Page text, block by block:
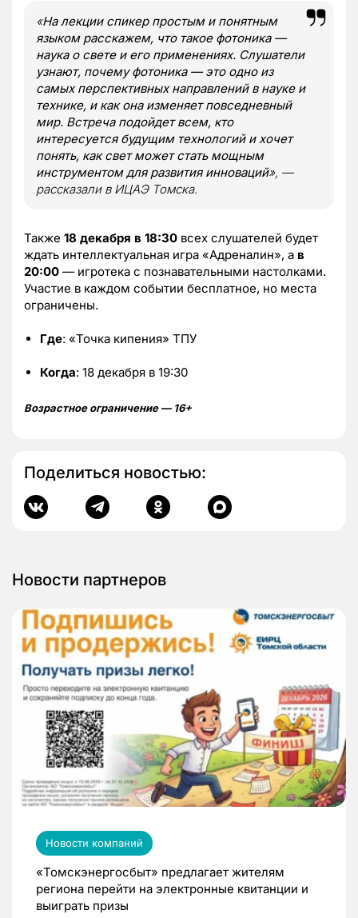
«На лекции спикер простым и понятным
языком расскажем, что такое фотоника —
наука о свете и его применениях. Слушатели
узнают, почему фотоника — это одно из
самых перспективных направлений в науке и
технике, и как она изменяет повседневный
мир. Встреча подойдет всем, кто
интересуется будущим технологий и хочет
понять, как свет может стать мощным
инструментом для развития инноваций», —
рассказали в ИЦАЭ Томска.
Также 18 декабря в 18:30 всех слушателей будет
ждать интеллектуальная игра «Адреналин», а в
20:00 — игротека с познавательными настолками.
Участие в каждом событии бесплатное, но места
ограничены.
Где: «Точка кипения» ТПУ
Когда: 18 декабря в 19:30
Возрастное ограничение — 16+
Поделиться новостью:
Новости партнеров
Новости компаний
«Томскэнергосбыт» предлагает жителям
региона перейти на электронные квитанции и
выиграть призы